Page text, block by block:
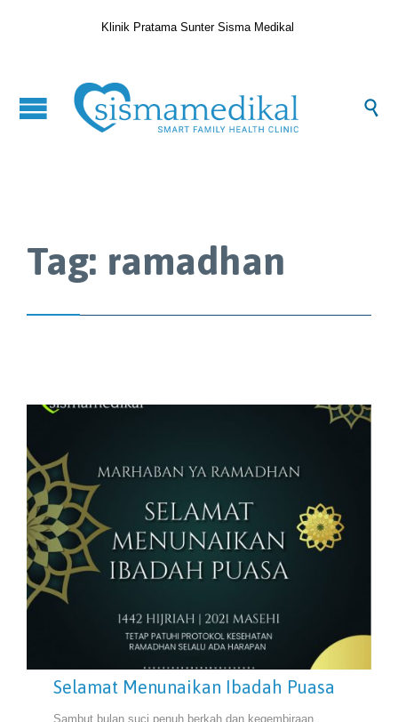
Klinik Pratama Sunter Sisma Medikal

Tag: ramadhan
Selamat Menunaikan Ibadah Puasa
Sambut bulan suci penuh berkah dan kegembiraan.